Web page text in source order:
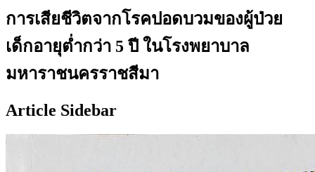
การเสียชีวิตจากโรคปอดบวมของผู้ป่วย
เด็กอายุต่ำกว่า 5 ปี ในโรงพยาบาล
มหาราชนครราชสีมา
Article Sidebar